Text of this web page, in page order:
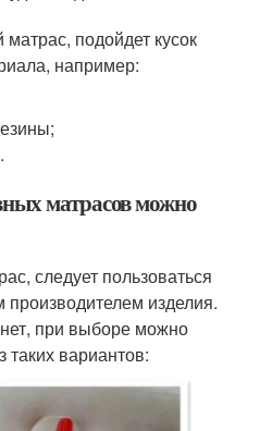
подойдет кусок
например:
матрасов можно
следует пользоваться
изделия.
при выборе можно
таких вариантов: